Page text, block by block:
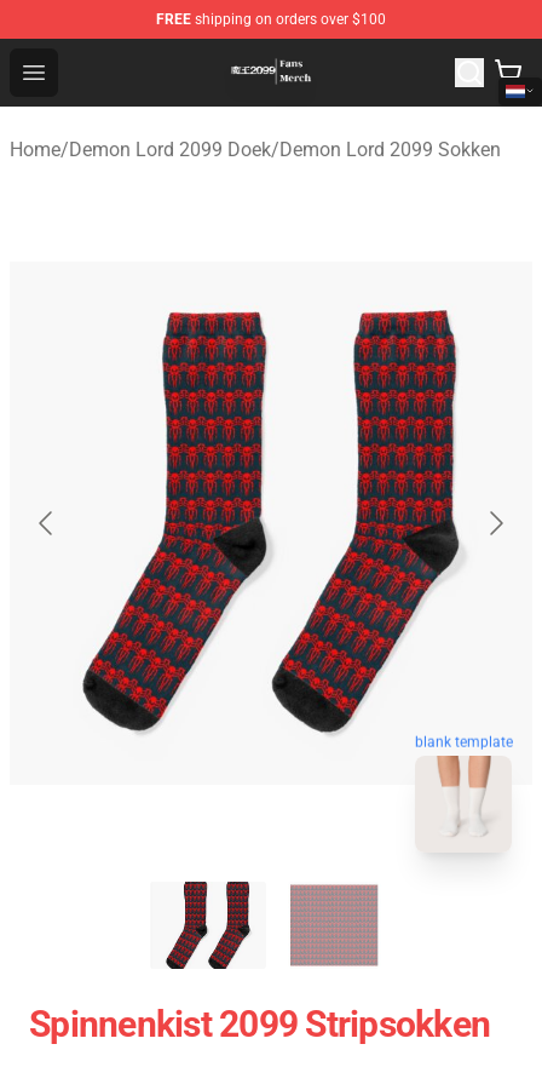
FREE shipping on orders over $100
Open menu
Demon Lord 2099 Store - Official Demon Lord 2099
Home/Demon Lord 2099 Doek/Demon Lord 2099 Sokken
blank template
Spinnenkist 2099 Stripsokken